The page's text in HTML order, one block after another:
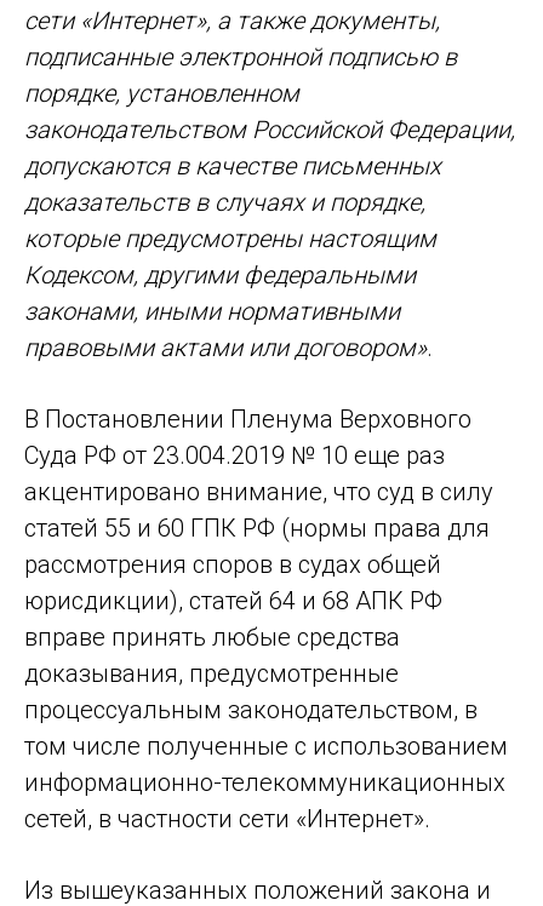
сети «Интернет», а также документы,
подписанные электронной подписью в
порядке, установленном
законодательством Российской Федерации,
допускаются в качестве письменных
доказательств в случаях и порядке,
которые предусмотрены настоящим
Кодексом, другими федеральными
законами, иными нормативными
правовыми актами или договором».
В Постановлении Пленума Верховного
Суда РФ от 23.004.2019 № 10 еще раз
акцентировано внимание, что суд в силу
статей 55 и 60 ГПК РФ (нормы права для
рассмотрения споров в судах общей
юрисдикции), статей 64 и 68 АПК РФ
вправе принять любые средства
доказывания, предусмотренные
процессуальным законодательством, в
том числе полученные с использованием
информационно-телекоммуникационных
сетей, в частности сети «Интернет».
Из вышеуказанных положений закона и